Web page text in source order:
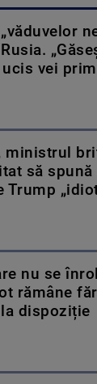
vei
ministrul
să
Trump
nu se
rămâne
dispoziție